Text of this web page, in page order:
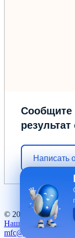
Сообщите
Написать
© 2012 - 2026 ГБУ
Наш баннер
mfc@kurganobl.ru